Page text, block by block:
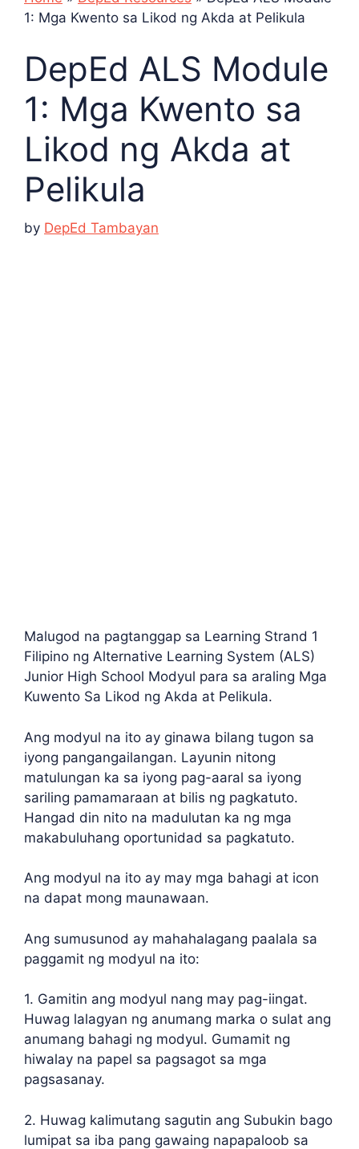
1: Mga Kwento sa Likod ng Akda at Pelikula
DepEd ALS Module
1: Mga Kwento sa
Likod ng Akda at
Pelikula
by DepEd Tambayan
Malugod na pagtanggap sa Learning Strand 1
Filipino ng Alternative Learning System (ALS)
Junior High School Modyul para sa araling Mga
Kuwento Sa Likod ng Akda at Pelikula.
Ang modyul na ito ay ginawa bilang tugon sa
iyong pangangailangan. Layunin nitong
matulungan ka sa iyong pag-aaral sa iyong
sariling pamamaraan at bilis ng pagkatuto.
Hangad din nito na madulutan ka ng mga
makabuluhang oportunidad sa pagkatuto.
Ang modyul na ito ay may mga bahagi at icon
na dapat mong maunawaan.
Ang sumusunod ay mahahalagang paalala sa
paggamit ng modyul na ito:
1. Gamitin ang modyul nang may pag-iingat.
Huwag lalagyan ng anumang marka o sulat ang
anumang bahagi ng modyul. Gumamit ng
hiwalay na papel sa pagsagot sa mga
pagsasanay.
2. Huwag kalimutang sagutin ang Subukin bago
lumipat sa iba pang gawaing napapaloob sa